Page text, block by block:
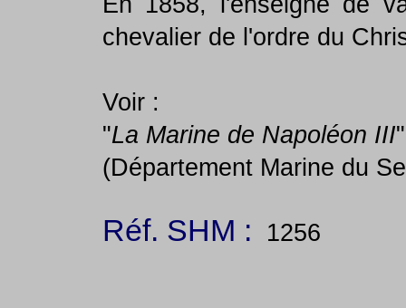
chevalier de l'ordre du
Voir :
"La Marine de Napoléon III
(Département Marine du
Réf. SHM : 1256